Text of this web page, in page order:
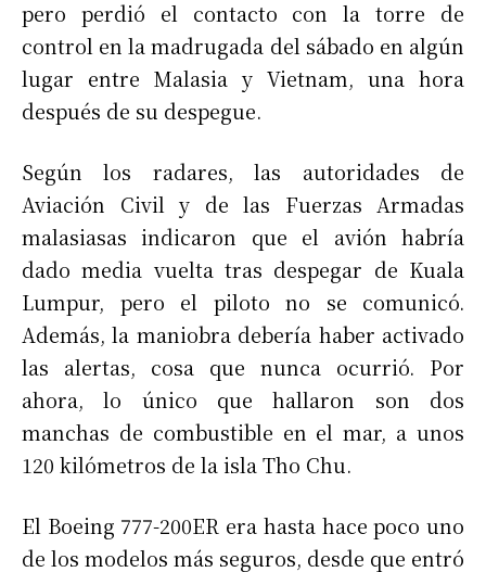
pero perdió el contacto con la torre de
control en la madrugada del sábado en algún
lugar entre Malasia y Vietnam, una hora
después de su despegue.
Según los radares, las autoridades de
Aviación Civil y de las Fuerzas Armadas
malasiasas indicaron que el avión habría
dado media vuelta tras despegar de Kuala
Lumpur, pero el piloto no se comunicó.
Además, la maniobra debería haber activado
las alertas, cosa que nunca ocurrió. Por
ahora, lo único que hallaron son dos
manchas de combustible en el mar, a unos
120 kilómetros de la isla Tho Chu.
El Boeing 777-200ER era hasta hace poco uno
de los modelos más seguros, desde que entró